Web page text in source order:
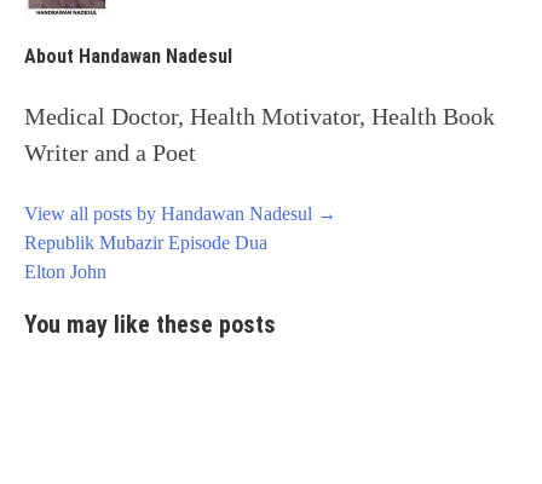
About Handawan Nadesul
Medical Doctor, Health Motivator, Health Book
Writer and a Poet
View all posts by Handawan Nadesul →
Post
navigation
Republik Mubazir Episode Dua
Elton John
You may like these posts